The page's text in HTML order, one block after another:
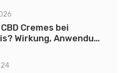
Cremes bei
Wirkung, Anwendung